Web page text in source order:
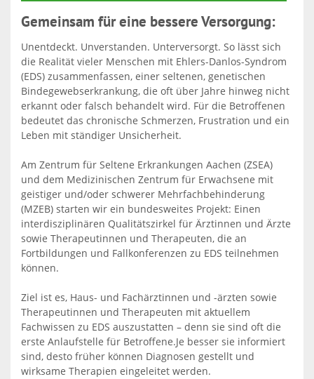
Gemeinsam für eine bessere Versorgung:
Unentdeckt. Unverstanden. Unterversorgt. So lässt sich
die Realität vieler Menschen mit Ehlers-Danlos-Syndrom
(EDS) zusammenfassen, einer seltenen, genetischen
Bindegewebserkrankung, die oft über Jahre hinweg nicht
erkannt oder falsch behandelt wird. Für die Betroffenen
bedeutet das chronische Schmerzen, Frustration und ein
Leben mit ständiger Unsicherheit.
Am Zentrum für Seltene Erkrankungen Aachen (ZSEA)
und dem Medizinischen Zentrum für Erwachsene mit
geistiger und/oder schwerer Mehrfachbehinderung
(MZEB) starten wir ein bundesweites Projekt: Einen
interdisziplinären Qualitätszirkel für Ärztinnen und Ärzte
sowie Therapeutinnen und Therapeuten, die an
Fortbildungen und Fallkonferenzen zu EDS teilnehmen
können.
Ziel ist es, Haus- und Fachärztinnen und -ärzten sowie
Therapeutinnen und Therapeuten mit aktuellem
Fachwissen zu EDS auszustatten – denn sie sind oft die
erste Anlaufstelle für Betroffene.Je besser sie informiert
sind, desto früher können Diagnosen gestellt und
wirksame Therapien eingeleitet werden.